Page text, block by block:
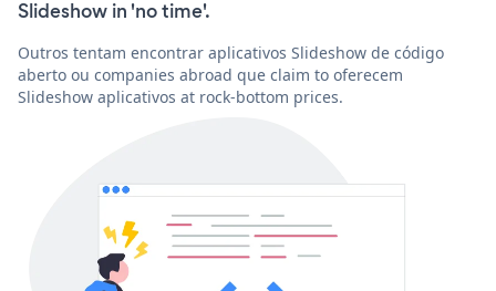
Slideshow in 'no time'.
Outros tentam encontrar aplicativos Slideshow de código
aberto ou companies abroad que claim to oferecem
Slideshow aplicativos at rock-bottom prices.